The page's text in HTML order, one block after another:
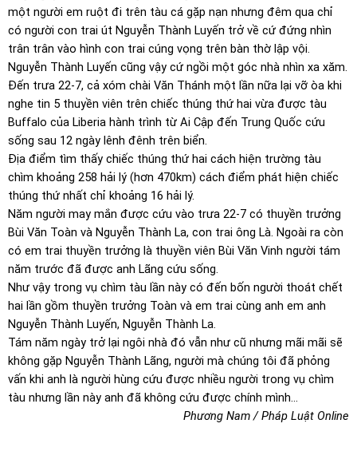
một người em ruột đi trên tàu cá gặp nạn nhưng đêm qua chỉ
có người con trai út Nguyễn Thành Luyến trở về cứ đứng nhìn
trân trân vào hình con trai cúng vọng trên bàn thờ lập vội.
Nguyễn Thành Luyến cũng vậy cứ ngồi một góc nhà nhìn xa xăm.
Đến trưa 22-7, cả xóm chài Văn Thánh một lần nữa lại vỡ òa khi
nghe tin 5 thuyền viên trên chiếc thúng thứ hai vừa được tàu
Buffalo của Liberia hành trình từ Ai Cập đến Trung Quốc cứu
sống sau 12 ngày lênh đênh trên biển.
Địa điểm tìm thấy chiếc thúng thứ hai cách hiện trường tàu
chìm khoảng 258 hải lý (hơn 470km) cách điểm phát hiện chiếc
thúng thứ nhất chỉ khoảng 16 hải lý.
Năm người may mắn được cứu vào trưa 22-7 có thuyền trưởng
Bùi Văn Toàn và Nguyễn Thành La, con trai ông Là. Ngoài ra còn
có em trai thuyền trưởng là thuyền viên Bùi Văn Vinh người tám
năm trước đã được anh Lãng cứu sống.
Như vậy trong vụ chìm tàu lần này có đến bốn người thoát chết
hai lần gồm thuyền trưởng Toàn và em trai cùng anh em anh
Nguyễn Thành Luyến, Nguyễn Thành La.
Tám năm ngày trở lại ngôi nhà đó vẫn như cũ nhưng mãi mãi sẽ
không gặp Nguyễn Thành Lãng, người mà chúng tôi đã phỏng
vấn khi anh là người hùng cứu được nhiều người trong vụ chìm
tàu nhưng lần này anh đã không cứu được chính mình…
Phương Nam / Pháp Luật Online